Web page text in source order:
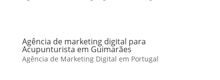
Agência de marketing digital para
Acupunturista em Guimarães
Agência de Marketing Digital em Portugal